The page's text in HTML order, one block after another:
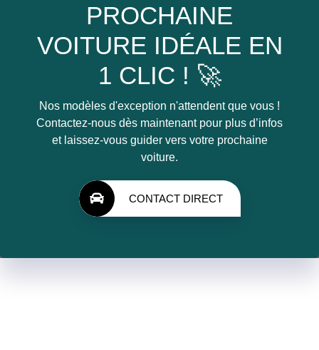
PROCHAINE
VOITURE IDÉALE EN
1 CLIC ! 🚀
Nos modèles d'exception n'attendent que vous !
Contactez-nous dès maintenant pour plus d’infos
et laissez-vous guider vers votre prochaine
voiture.
CONTACT DIRECT